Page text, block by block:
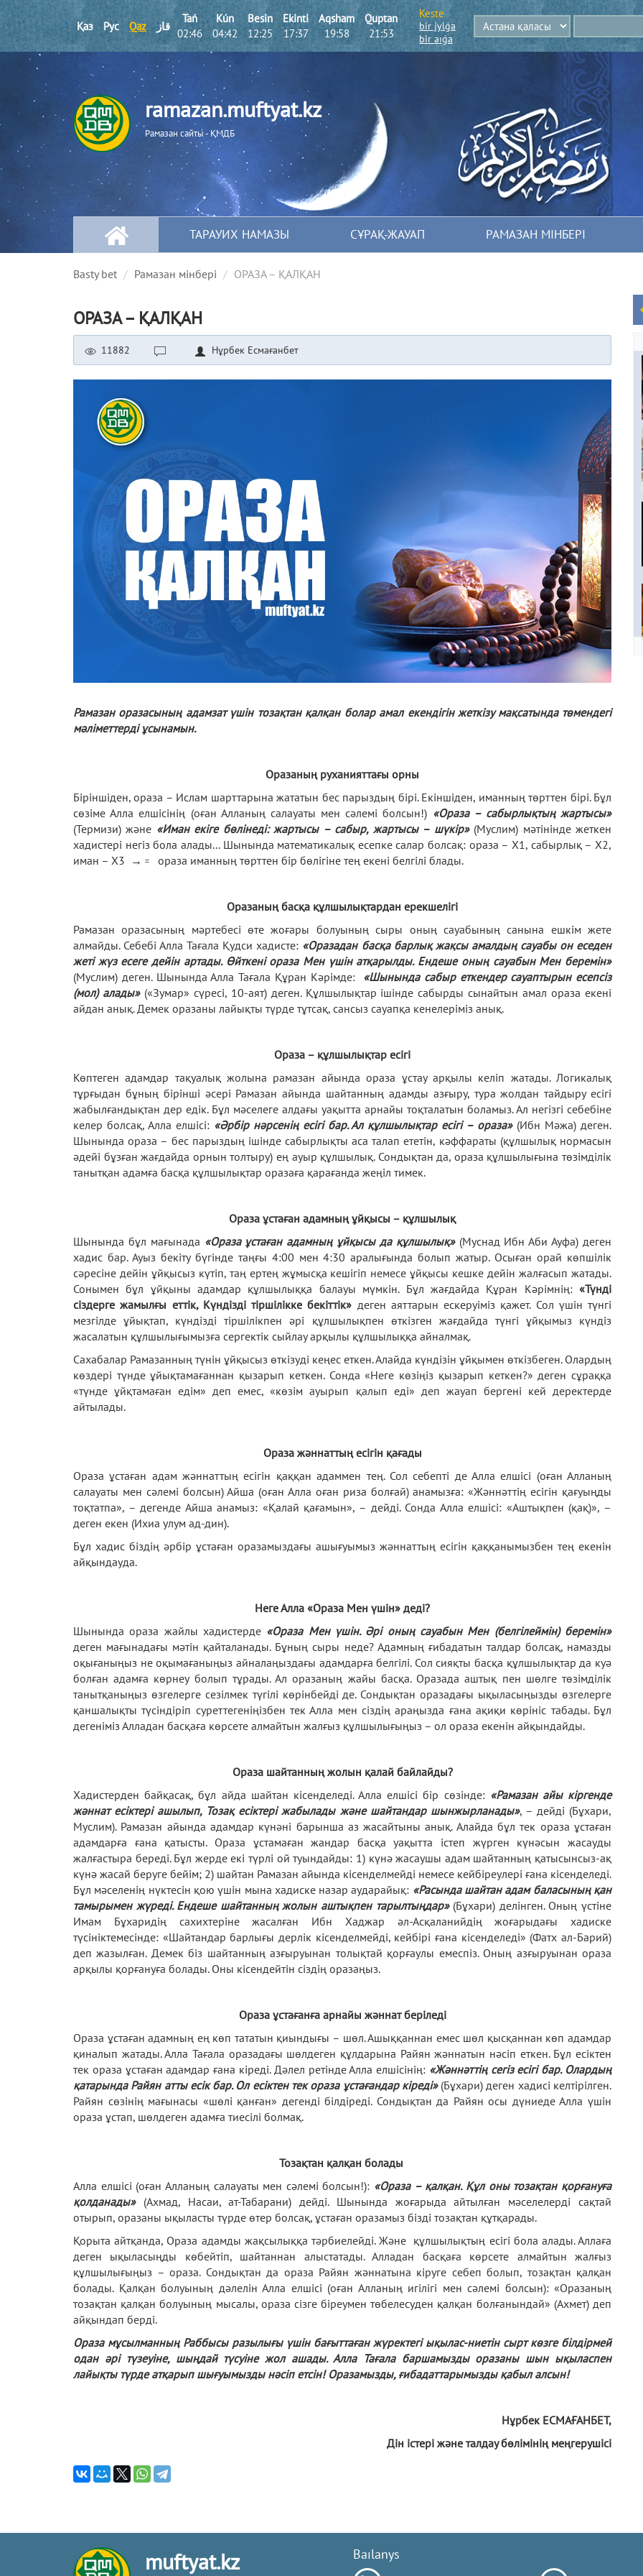
Қаз Рус Qaz قاز
Tań
02:46
Kún
04:42
Besіn
12:25
Ekіntі
17:37
Aqsham
19:58
Quptan
21:53
Keste
bіr jylǵa
bіr aıǵa
ramazan.muftyat.kz
Рамазан сайты - ҚМДБ
ТАРАУИХ НАМАЗЫ СҰРАҚ-ЖАУАП РАМАЗАН МІНБЕРІ
Basty bet Рамазан мінбері ОРАЗА – ҚАЛҚАН
ОРАЗА – ҚАЛҚАН
11882 Нұрбек Есмағанбет
Рамазан оразасының адамзат үшін тозақтан қалқан болар амал екендігін жеткізу мақсатында төмендегі
мәліметтерді ұсынамын.
Оразаның руханияттағы орны
Біріншіден, ораза – Ислам шарттарына жататын бес парыздың бірі. Екіншіден, иманның төрттен бірі. Бұл
сөзіме Алла елшісінің (оған Алланың салауаты мен сәлемі болсын!) «Ораза – сабырлықтың жартысы»
(Термизи) және «Иман екіге бөлінеді: жартысы – сабыр, жартысы – шүкір»(Муслим) мәтінінде жеткен
хадистері негіз бола алады... Шынында математикалық есепке салар болсақ: ораза – Х1, сабырлық – Х2,
иман – Х3 → ꞊ ораза иманның төрттен бір бөлігіне тең екені белгілі блады.
Оразаның басқа құлшылықтардан ерекшелігі
Рамазан оразасының мәртебесі өте жоғары болуының сыры оның сауабының санына ешкім жете
алмайды. Себебі Алла Тағала Қудси хадисте: «Оразадан басқа барлық жақсы амалдың сауабы он еседен
жеті жүз есеге дейін артады. Өйткені ораза Мен үшін атқарылды. Ендеше оның сауабын Мен беремін»
(Муслим) деген. Шынында Алла Тағала Құран Кәрімде: «Шынында сабыр еткендер сауаптырын есепсіз
(мол) алады» («Зумар» сүресі, 10-аят) деген. Құлшылықтар ішінде сабырды сынайтын амал ораза екені
айдан анық. Демек оразаны лайықты түрде тұтсақ, сансыз сауапқа кенелеріміз анық.
Ораза – құлшылықтар есігі
Көптеген адамдар тақуалық жолына рамазан айында ораза ұстау арқылы келіп жатады. Логикалық
тұрғыдан бұның бірінші әсері Рамазан айында шайтанның адамды азғыру, тура жолдан тайдыру есігі
жабылғандықтан дер едік. Бұл мәселеге алдағы уақытта арнайы тоқталатын боламыз. Ал негізгі себебіне
келер болсақ, Алла елшісі: «Әрбір нәрсенің есігі бар. Ал құлшылықтар есігі – ораза» (Ибн Мәжа) деген.
Шынында ораза – бес парыздың ішінде сабырлықты аса талап ететін, кәффараты (құлшылық нормасын
әдейі бұзған жағдайда орнын толтыру) ең ауыр құлшылық. Сондықтан да, ораза құлшылығына төзімділік
танытқан адамға басқа құлшылықтар оразаға қарағанда жеңіл тимек.
Ораза ұстаған адамның ұйқысы – құлшылық
Шынында бұл мағынада «Ораза ұстаған адамның ұйқысы да құлшылық»(Муснад Ибн Аби Ауфа) деген
хадис бар. Ауыз бекіту бүгінде таңғы 4:00 мен 4:30 аралығында болып жатыр. Осыған орай көпшілік
сәресіне дейін ұйқысыз күтіп, таң ертең жұмысқа кешігіп немесе ұйқысы кешке дейін жалғасып жатады.
Сонымен бұл ұйқыны адамдар құлшылыққа балауы мүмкін. Бұл жағдайда Құран Кәрімнің: «Түнді
сіздерге жамылғы еттік, Күндізді тіршілікке бекіттік» деген аяттарын ескеруіміз қажет. Сол үшін түнгі
мезгілде ұйықтап, күндізді тіршілікпен әрі құлшылықпен өткізген жағдайда түнгі ұйқымыз күндіз
жасалатын құлшылығымызға сергектік сыйлау арқылы құлшылыққа айналмақ.
Сахабалар Рамазанның түнін ұйқысыз өткізуді кеңес еткен. Алайда күндізін ұйқымен өткізбеген. Олардың
көздері түнде ұйықтамағаннан қызарып кеткен. Сонда «Неге көзіңіз қызарып кеткен?» деген сұраққа
«түнде ұйқтамаған едім» деп емес, «көзім ауырып қалып еді» деп жауап бергені кей деректерде
айтылады.
Ораза жәннаттың есігін қағады
Ораза ұстаған адам жәннаттың есігін қаққан адаммен тең. Сол себепті де Алла елшісі (оған Алланың
салауаты мен сәлемі болсын) Айша (оған Алла оған риза болғай) анамызға: «Жәннәттің есігін қағуыңды
тоқтатпа», – дегенде Айша анамыз: «Қалай қағамын», – дейді. Сонда Алла елшісі: «Аштықпен (қақ)», –
деген екен (Ихиа улум ад-дин).
Бұл хадис біздің әрбір ұстаған оразамыздағы ашығуымыз жәннаттың есігін қаққанымызбен тең екенін
айқындауда.
Неге Алла «Ораза Мен үшін» деді?
Шынында ораза жайлы хадистерде «Ораза Мен үшін. Әрі оның сауабын Мен (белгілеймін) беремін»
деген мағынадағы мәтін қайталанады. Бұның сыры неде? Адамның ғибадатын талдар болсақ, намазды
оқығаныңыз не оқымағаныңыз айналаңыздағы адамдарға белгілі. Сол сияқты басқа құлшылықтар да куә
болған адамға көрнеу болып тұрады. Ал оразаның жайы басқа. Оразада аштық пен шөлге төзімділік
танытқаныңыз өзгелерге сезілмек түгілі көрінбейді де. Сондықтан оразадағы ықыласыңызды өзгелерге
қаншалықты түсіндіріп суреттегеніңізбен тек Алла мен сіздің араңызда ғана ақиқи көрініс табады. Бұл
дегеніміз Алладан басқаға көрсете алмайтын жалғыз құлшылығыңыз – ол ораза екенін айқындайды.
Ораза шайтанның жолын қалай байлайды?
Хадистерден байқасақ, бұл айда шайтан кісенделеді. Алла елшісі бір сөзінде: «Рамазан айы кіргенде
жәннат есіктері ашылып, Тозақ есіктері жабылады және шайтандар шынжырланады», – дейді (Бұхари,
Муслим). Рамазан айында адамдар күнәні барынша аз жасайтыны анық. Алайда бұл тек ораза ұстаған
адамдарға ғана қатысты. Ораза ұстамаған жандар басқа уақытта істеп жүрген күнәсын жасауды
жалғастыра береді. Бұл жерде екі түрлі ой туындайды: 1) күнә жасаушы адам шайтанның қатысынсыз-ақ
күнә жасай беруге бейім; 2) шайтан Рамазан айында кісенделмейді немесе кейбіреулері ғана кісенделеді.
Бұл мәселенің нүктесін қою үшін мына хадиске назар аударайық: «Расында шайтан адам баласының қан
тамырымен жүреді. Ендеше шайтанның жолын аштықпен тарылтыңдар»(Бұхари) делінген. Оның үстіне
Имам Бұхаридің сахихтеріне жасалған Ибн Хаджар әл-Асқаланийдің жоғарыдағы хадиске
түсініктемесінде: «Шайтандар барлығы дерлік кісенделмейді, кейбірі ғана кісенделеді» (Фатх ал-Барий)
деп жазылған. Демек біз шайтанның азғыруынан толықтай қорғаулы емеспіз. Оның азғыруынан ораза
арқылы қорғануға болады. Оны кісендейтін сіздің оразаңыз.
Ораза ұстағанға арнайы жәннат беріледі
Ораза ұстаған адамның ең көп тататын қиындығы – шөл. Ашыққаннан емес шөл қысқаннан көп адамдар
қиналып жатады. Алла Тағала оразадағы шөлдеген құлдарына Райян жәннатын нәсіп еткен. Бұл есіктен
тек ораза ұстаған адамдар ғана кіреді. Дәлел ретінде Алла елшісінің: «Жәннәттің сегіз есігі бар. Олардың
қатарында Райян атты есік бар. Ол есіктен тек ораза ұстағандар кіреді»(Бұхари) деген хадисі келтірілген.
Райян сөзінің мағынасы «шөлі қанған» дегенді білдіреді. Сондықтан да Райян осы дүниеде Алла үшін
ораза ұстап, шөлдеген адамға тиесілі болмақ.
Тозақтан қалқан болады
Алла елшісі (оған Алланың салауаты мен сәлемі болсын!): «Ораза – қалқан. Құл оны тозақтан қорғануға
қолданады» (Ахмад, Насаи, ат-Табарани) дейді. Шынында жоғарыда айтылған мәселелерді сақтай
отырып, оразаны ықыласты түрде өтер болсақ, ұстаған оразамыз бізді тозақтан құтқарады.
Қорыта айтқанда, Ораза адамды жақсылыққа тәрбиелейді. Және құлшылықтың есігі бола алады. Аллаға
деген ықыласыңды көбейтіп, шайтаннан алыстатады. Алладан басқаға көрсете алмайтын жалғыз
құлшылығыңыз – ораза. Сондықтан да ораза Райян жәннатына кіруге себеп болып, тозақтан қалқан
болады. Қалқан болуының дәлелін Алла елшісі (оған Алланың игілігі мен сәлемі болсын): «Оразаның
тозақтан қалқан болуының мысалы, ораза сізге біреумен төбелесуден қалқан болғанындай» (Ахмет) деп
айқындап берді.
Ораза мұсылманның Раббысы разылығы үшін бағыттаған жүректегі ықылас-ниетін сырт көзге білдірмей
одан әрі түзеуіне, шыңдай түсуіне жол ашады. Алла Тағала баршамызды оразаны шын ықыласпен
лайықты түрде атқарып шығуымызды нәсіп етсін! Оразамызды, ғибадаттарымызды қабыл алсын!
Нұрбек ЕСМАҒАНБЕТ,
Дін істері және талдау бөлімінің меңгерушісі
muftyat.kz
Baılanys